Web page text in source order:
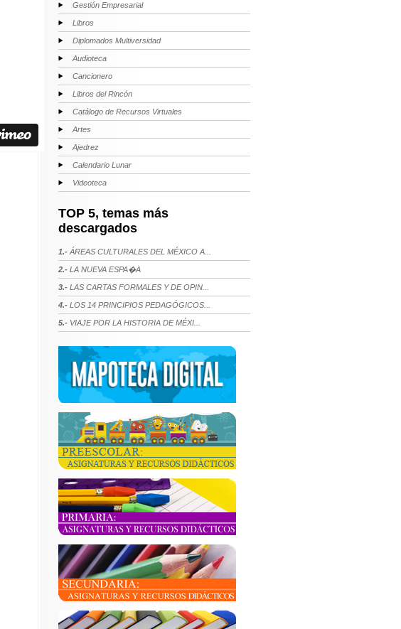
Gestión Empresarial
Libros
Diplomados Multiversidad
Audioteca
Cancionero
Libros del Rincón
Catálogo de Recursos Virtuales
Artes
Ajedrez
Calendario Lunar
Videoteca
TOP 5, temas más
descargados
1.- ÁREAS CULTURALES DEL MÉXICO A...
2.- LA NUEVA ESPA�A
3.- LAS CARTAS FORMALES Y DE OPIN...
4.- LOS 14 PRINCIPIOS PEDAGÓGICOS...
5.- VIAJE POR LA HISTORIA DE MÉXI...